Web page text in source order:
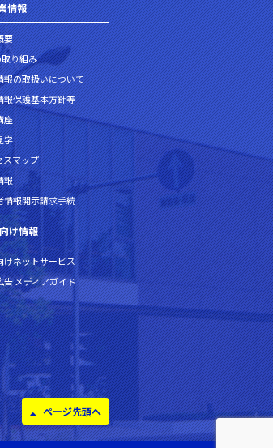
情報
要
取り組み
報の取扱いについて
報保護基本方針等
座
学
スマップ
報
情報開示請求手続
け情報
けネットサービス
告 メディアガイド
ページ先頭へ